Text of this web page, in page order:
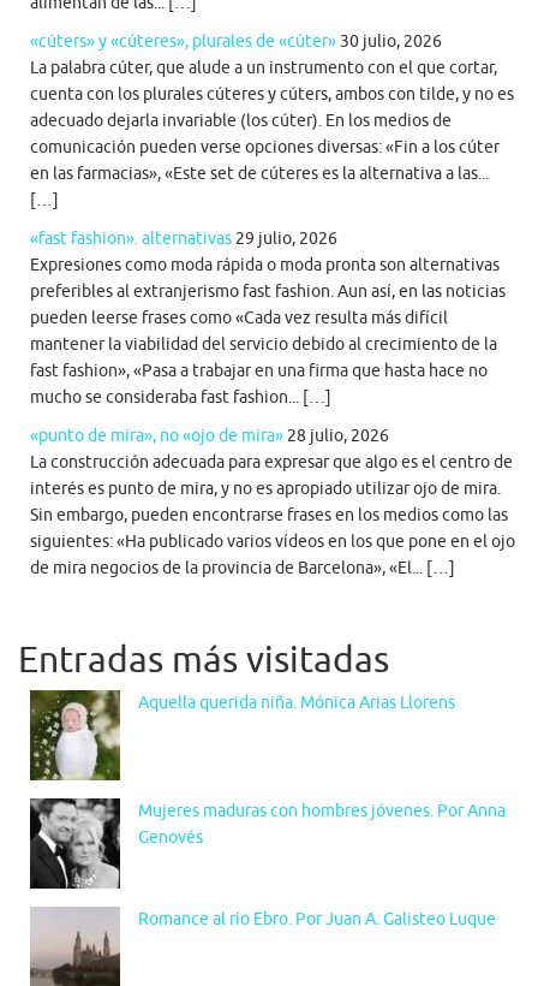
«cúters» y «cúteres», plurales de «cúter» 30 julio, 2026
La palabra cúter, que alude a un instrumento con el que cortar,
cuenta con los plurales cúteres y cúters, ambos con tilde, y no es
adecuado dejarla invariable (los cúter). En los medios de
comunicación pueden verse opciones diversas: «Fin a los cúter
en las farmacias», «Este set de cúteres es la alternativa a las...
[…]
«fast fashion». alternativas 29 julio, 2026
Expresiones como moda rápida o moda pronta son alternativas
preferibles al extranjerismo fast fashion. Aun así, en las noticias
pueden leerse frases como «Cada vez resulta más difícil
mantener la viabilidad del servicio debido al crecimiento de la
fast fashion», «Pasa a trabajar en una firma que hasta hace no
mucho se consideraba fast fashion... […]
«punto de mira», no «ojo de mira» 28 julio, 2026
La construcción adecuada para expresar que algo es el centro de
interés es punto de mira, y no es apropiado utilizar ojo de mira.
Sin embargo, pueden encontrarse frases en los medios como las
siguientes: «Ha publicado varios vídeos en los que pone en el ojo
de mira negocios de la provincia de Barcelona», «El... […]
Entradas más visitadas
Aquella querida niña. Mónica Arias Llorens
Mujeres maduras con hombres jóvenes. Por Anna
Genovés
Romance al río Ebro. Por Juan A. Galisteo Luque